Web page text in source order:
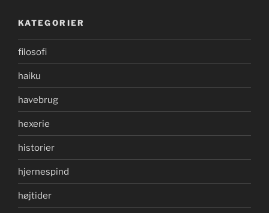
KATEGORIER
filosofi
haiku
havebrug
hexerie
historier
hjernespind
højtider